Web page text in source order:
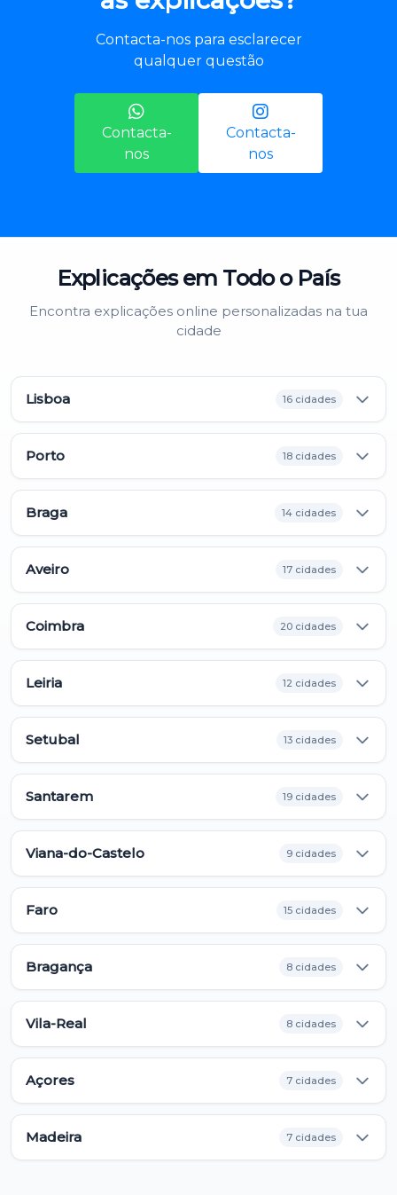
Contacta-nos para esclarecer
qualquer questão
Contacta-
nos
Contacta-
nos
Explicações em Todo o País
Encontra explicações online personalizadas na tua
cidade
Lisboa 16 cidades
Porto 18 cidades
Braga 14 cidades
Aveiro 17 cidades
Coimbra 20 cidades
Leiria 12 cidades
Setubal 13 cidades
Santarem 19 cidades
Viana-do-Castelo 9 cidades
Faro 15 cidades
Bragança 8 cidades
Vila-Real 8 cidades
Açores 7 cidades
Madeira 7 cidades